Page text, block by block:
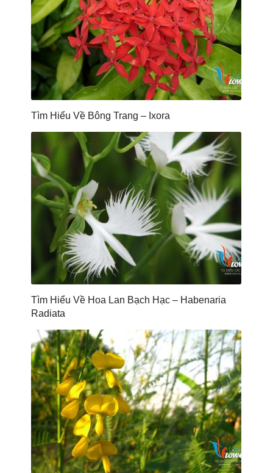
Tìm Hiểu Về Bông Trang – Ixora
Tìm Hiểu Về Hoa Lan Bạch Hạc – Habenaria
Radiata